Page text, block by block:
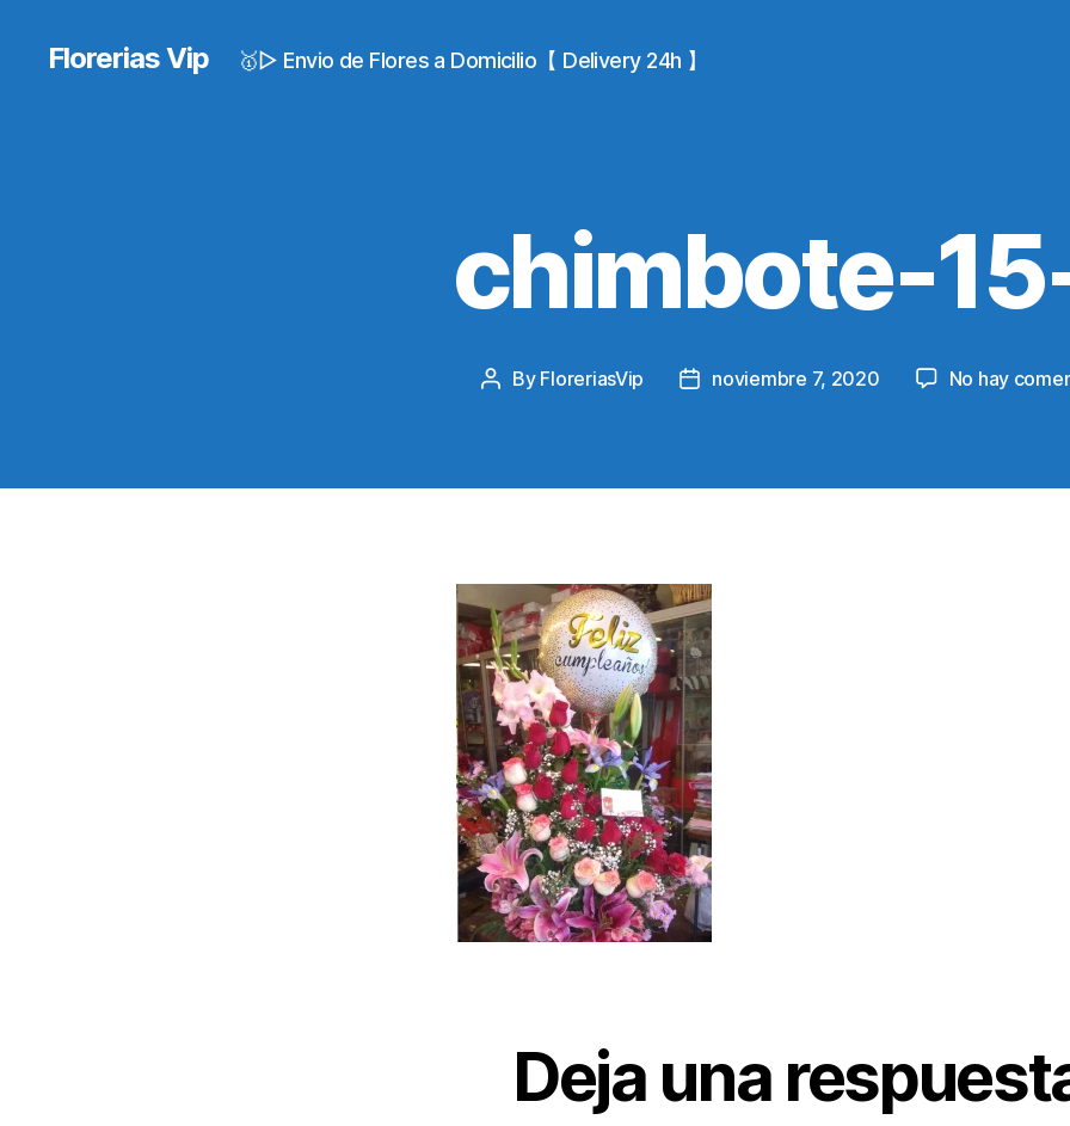
Florerias Vip 🥇▷ Envio de Flores a Domicilio【 Delivery 24h 】
chimbote-
Post
By FloreriasVip
Postnoviembre 7, 2020 No hay
Deja una